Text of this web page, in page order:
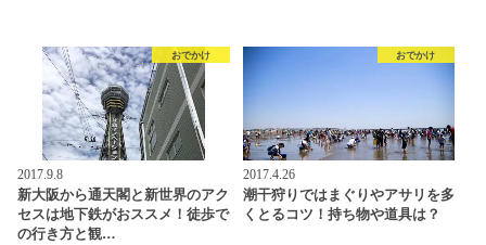
おでかけ
2017.9.8
新大阪から通天閣と新世界のアク
セスは地下鉄がおススメ！徒歩で
の行き方と観…
おでかけ
2017.4.26
潮干狩りではまぐりやアサリを多
くとるコツ！持ち物や道具は？